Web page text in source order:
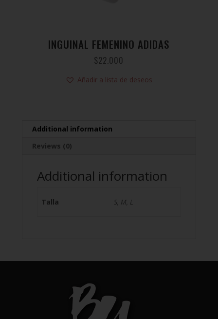
INGUINAL FEMENINO ADIDAS
$22.000
Añadir a lista de deseos
Additional information
Reviews (0)
Additional information
Talla S, M, L